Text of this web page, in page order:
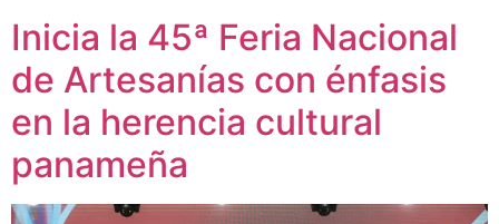
Inicia la 45ª Feria Nacional
de Artesanías con énfasis
en la herencia cultural
panameña